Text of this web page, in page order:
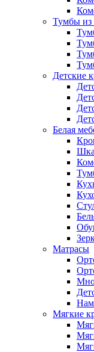
Тумбы из
Детские
Белая
Матрасы
Мягкие